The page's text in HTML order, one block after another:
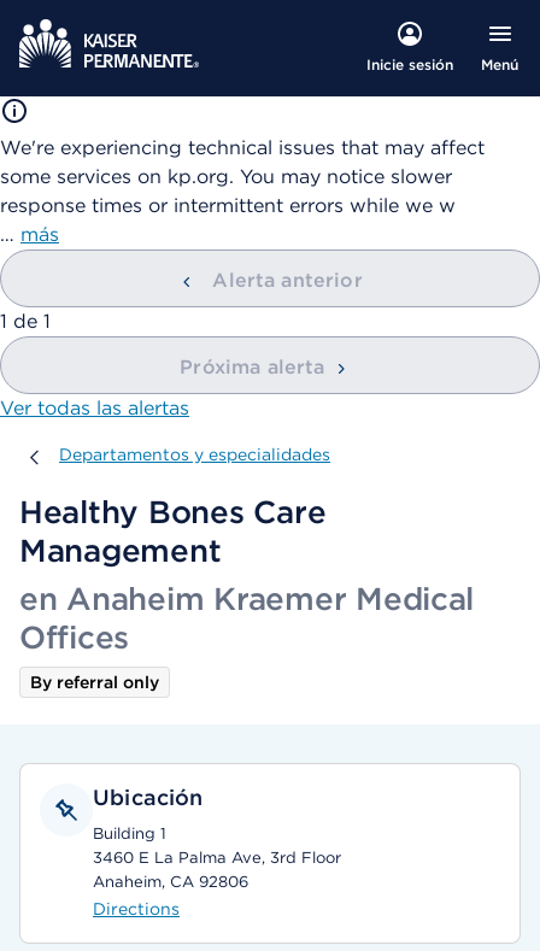
Inicie sesión Menú
We're experiencing technical issues that may affect
some services on kp.org. You may notice slower
response times or intermittent errors while we w
… más
Alerta anterior
mostrando
1 de 1
Próxima alerta
Ver todas las alertas
Departamentos y especialidades
Departamentos y especialidades
Healthy Bones Care
Management
en Anaheim Kraemer Medical
Offices
By referral only
Ubicación
Building 1
3460 E La Palma Ave, 3rd Floor
Anaheim, CA 92806
Directions